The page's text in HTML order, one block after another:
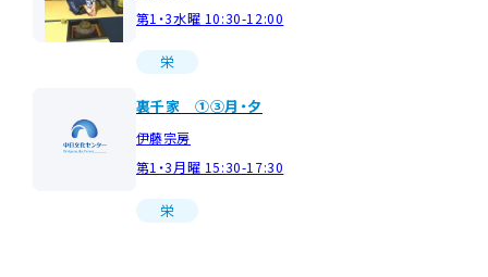
第1・3水曜 10:30-12:00
栄
裏千家 ①③月・夕
伊藤宗房
第1・3月曜 15:30-17:30
栄